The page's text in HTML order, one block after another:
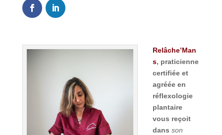
Relâche’Man
s, praticienne
certifiée et
agréée en
réflexologie
plantaire
vous reçoit
dans son